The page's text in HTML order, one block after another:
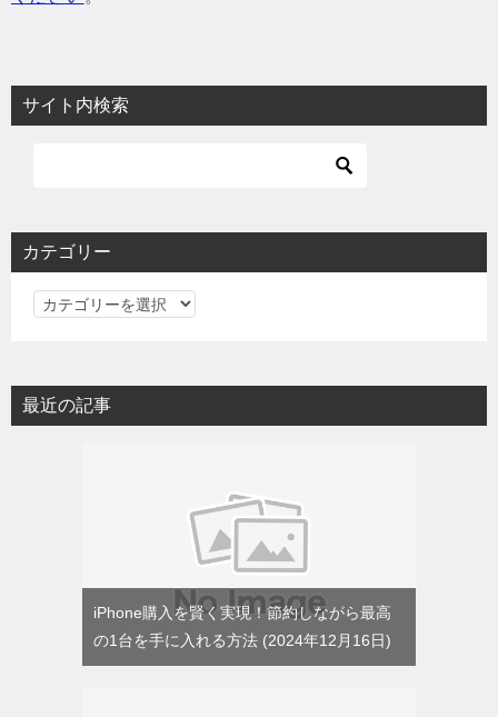
サイト内検索
カテゴリー
カ
リ
ー
最近の記事
iPhone購入を賢く実現！節約しながら最高
の1台を手に入れる方法
2024年12月16日